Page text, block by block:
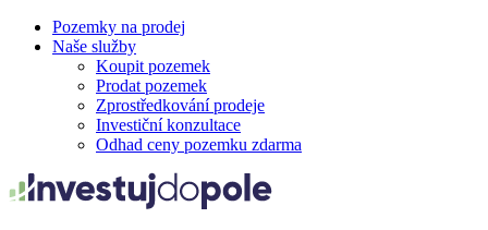
Pozemky na prodej
Naše služby
Koupit pozemek
Prodat pozemek
Zprostředkování prodeje
Investiční konzultace
Odhad ceny pozemku zdarma